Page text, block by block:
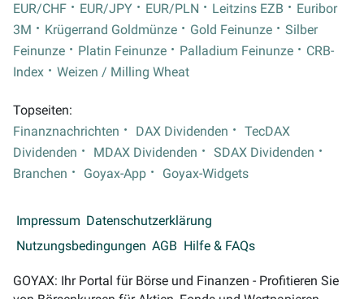
EUR/CHF
EUR/JPY EUR/PLN Leitzins EZB
Euribor
3M
Krügerrand Goldmünze Gold Feinunze
Silber
Feinunze
Platin Feinunze Palladium Feinunze
CRB-
Index
Weizen / Milling Wheat
Topseiten:
Finanznachrichten
DAX Dividenden
TecDAX
Dividenden
MDAX Dividenden
SDAX Dividenden
Branchen
Goyax-App Goyax-Widgets
Impressum Datenschutzerklärung
Nutzungsbedingungen AGB Hilfe & FAQs
GOYAX: Ihr Portal für Börse und Finanzen - Profitieren Sie